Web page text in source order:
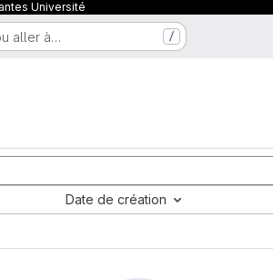
Université
aller à… /
Date de création